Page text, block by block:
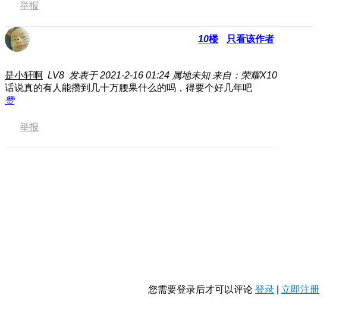
举报
10楼 只看该作者
是小轩啊 LV8 发表于 2021-2-16 01:24 属地未知 来自：荣耀X10
话说真的有人能攒到几十万腰果什么的吗，得要个好几年吧
赞
举报
您需要登录后才可以评论 登录 立即注册